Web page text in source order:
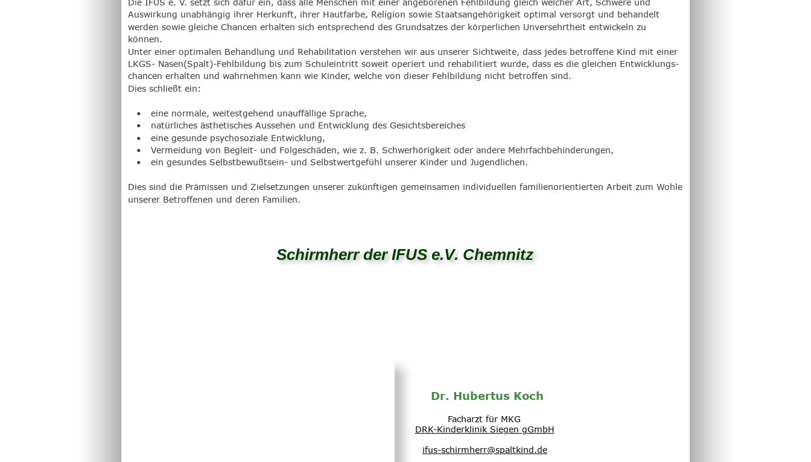
Die IFUS e. V. setzt sich dafür ein, dass alle Menschen mit einer angeborenen Fehlbildung gleich welcher Art, Schwere und
Auswirkung unabhängig ihrer Herkunft, ihrer Hautfarbe, Religion sowie Staatsangehörigkeit optimal versorgt und behandelt
werden sowie gleiche Chancen erhalten sich entsprechend des Grundsatzes der körperlichen Unversehrtheit entwickeln zu
können.
Unter einer optimalen Behandlung und Rehabilitation verstehen wir aus unserer Sichtweite, dass jedes betroffene Kind mit einer
LKGS- Nasen(Spalt)-Fehlbildung bis zum Schuleintritt soweit operiert und rehabilitiert wurde, dass es die gleichen Entwicklungs-
chancen erhalten und wahrnehmen kann wie Kinder, welche von dieser Fehlbildung nicht betroffen sind.
Dies schließt ein:
•
eine normale, weitestgehend unauffällige Sprache,
•
natürliches ästhetisches Aussehen und Entwicklung des Gesichtsbereiches
•
eine gesunde psychosoziale Entwicklung,
•
Vermeidung von Begleit- und Folgeschäden, wie z. B. Schwerhörigkeit oder andere Mehrfachbehinderungen,
•
ein gesundes Selbstbewußtsein- und Selbstwertgefühl unserer Kinder und Jugendlichen.
Dies sind die Prämissen und Zielsetzungen unserer zukünftigen gemeinsamen individuellen familienorientierten Arbeit zum Wohle
unserer Betroffenen und deren Familien.
Schirmherr der IFUS e.V. Chemnitz
Dr. Hubertus Koch
Facharzt für MKG
DRK-Kinderklinik Siegen gGmbH
ifus-schirmherr@spaltkind.de